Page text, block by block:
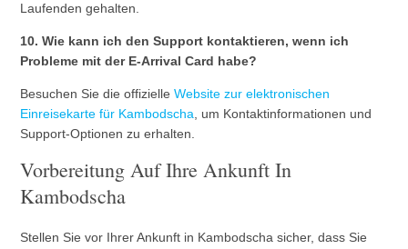
Laufenden gehalten.
10. Wie kann ich den Support kontaktieren, wenn ich
Probleme mit der E-Arrival Card habe?
Besuchen Sie die offizielleWebsite zur elektronischen
Einreisekarte für Kambodscha , um Kontaktinformationen und
Support-Optionen zu erhalten.
Vorbereitung Auf Ihre Ankunft In
Kambodscha
Stellen Sie vor Ihrer Ankunft in Kambodscha sicher, dass Sie